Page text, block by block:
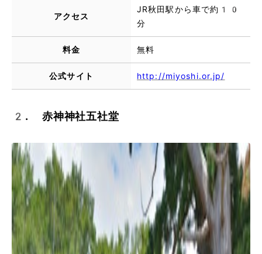
アクセス
JR秋田駅から車で約10
分
料金 無料
公式サイト http://miyoshi.or.jp/
2. 赤神神社五社堂